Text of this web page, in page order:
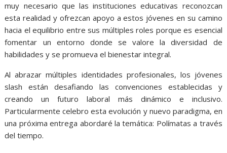
muy necesario que las instituciones educativas reconozcan
esta realidad y ofrezcan apoyo a estos jóvenes en su camino
hacia el equilibrio entre sus múltiples roles porque es esencial
fomentar un entorno donde se valore la diversidad de
habilidades y se promueva el bienestar integral.
Al abrazar múltiples identidades profesionales, los jóvenes
slash están desafiando las convenciones establecidas y
creando un futuro laboral más dinámico e inclusivo.
Particularmente celebro esta evolución y nuevo paradigma, en
una próxima entrega abordaré la temática: Polímatas a través
del tiempo.